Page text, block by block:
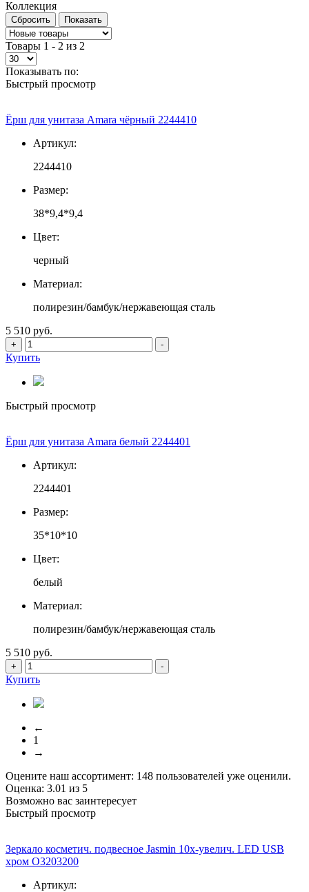
Коллекция
Товары 1 - 2 из 2
Показывать по:
Быстрый просмотр
Ёрш для унитаза Amara чёрный 2244410
Артикул:
2244410
Размер:
38*9,4*9,4
Цвет:
черный
Материал:
полирезин/бамбук/нержавеющая сталь
5 510 руб.
+ -
Купить
Быстрый просмотр
Ёрш для унитаза Amara белый 2244401
Артикул:
2244401
Размер:
35*10*10
Цвет:
белый
Материал:
полирезин/бамбук/нержавеющая сталь
5 510 руб.
+ -
Купить
←
1
→
Оцените наш ассортимент: 148 пользователей уже оценили.
Оценка: 3.01 из 5
Возможно вас заинтересует
Быстрый просмотр
Зеркало косметич. подвесное Jasmin 10х-увелич. LED USB
хром О3203200
Артикул: